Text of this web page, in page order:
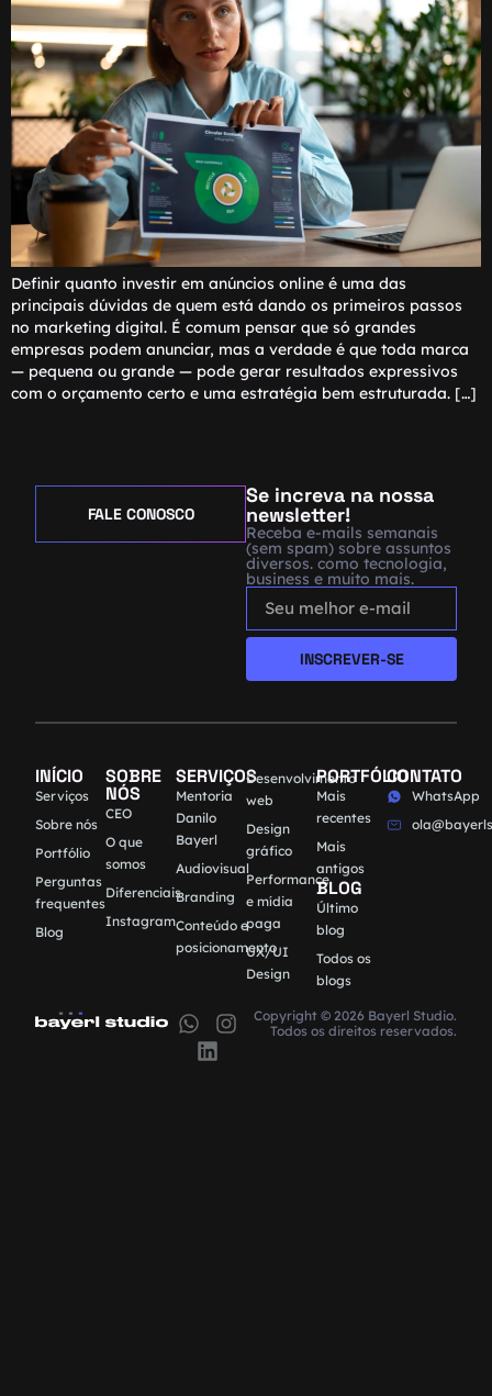
Definir quanto investir em anúncios online é uma das
principais dúvidas de quem está dando os primeiros passos
no marketing digital. É comum pensar que só grandes
empresas podem anunciar, mas a verdade é que toda marca
— pequena ou grande — pode gerar resultados expressivos
com o orçamento certo e uma estratégia bem estruturada. […]
Se increva na nossa
newsletter!
Receba e-mails semanais
(sem spam) sobre assuntos
diversos. como tecnologia,
business e muito mais.
INSCREVER-SE
FALE CONOSCO
INÍCIO
Serviços
Sobre nós
Portfólio
Perguntas
frequentes
Blog
SOBRE
NÓS
CEO
O que
somos
Diferenciais
Instagram
SERVIÇOS
Mentoria
Danilo
Bayerl
Audiovisual
Branding
Conteúdo e
posicionamento
Desenvolvimento
web
Design
gráfico
Performance
e mídia
paga
UX/UI
Design
PORTFÓLIO
Mais
recentes
Mais
antigos
BLOG
Último
blog
Todos os
blogs
CONTATO
WhatsApp
Copyright © 2026 Bayerl Studio.
Todos os direitos reservados.